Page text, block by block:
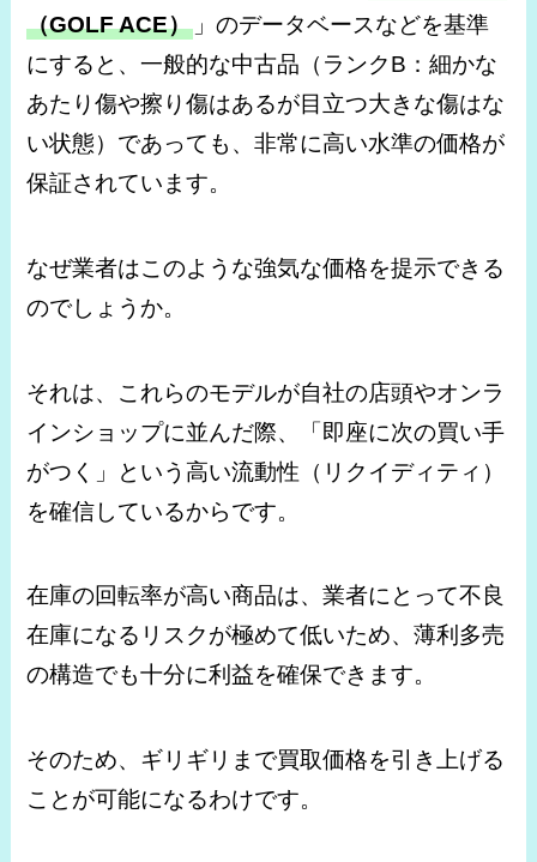
（GOLF ACE） 」のデータベースなどを基準
にすると、一般的な中古品（ランクB：細かな
あたり傷や擦り傷はあるが目立つ大きな傷はな
い状態）であっても、非常に高い水準の価格が
保証されています。
なぜ業者はこのような強気な価格を提示できる
のでしょうか。
それは、これらのモデルが自社の店頭やオンラ
インショップに並んだ際、「即座に次の買い手
がつく」という高い流動性（リクイディティ）
を確信しているからです。
在庫の回転率が高い商品は、業者にとって不良
在庫になるリスクが極めて低いため、薄利多売
の構造でも十分に利益を確保できます。
そのため、ギリギリまで買取価格を引き上げる
ことが可能になるわけです。